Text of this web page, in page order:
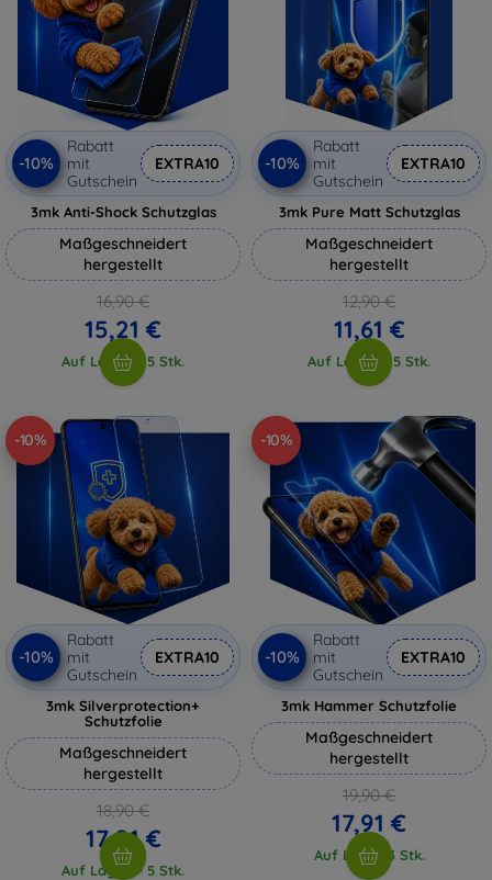
-10%
Rabatt
mit
Gutschein
EXTRA10
3mk Anti-Shock Schutzglas
Maßgeschneidert
hergestellt
16,90 €
15,21 €
Auf Lager > 5 Stk.
-10%
Rabatt
mit
Gutschein
EXTRA10
3mk Pure Matt Schutzglas
Maßgeschneidert
hergestellt
12,90 €
11,61 €
Auf Lager > 5 Stk.
-10%
-10%
Rabatt
mit
Gutschein
EXTRA10
3mk Silverprotection+
Schutzfolie
Maßgeschneidert
hergestellt
18,90 €
17,01 €
Auf Lager > 5 Stk.
-10%
-10%
Rabatt
mit
Gutschein
EXTRA10
3mk Hammer Schutzfolie
Maßgeschneidert
hergestellt
19,90 €
17,91 €
Auf Lager 3 Stk.